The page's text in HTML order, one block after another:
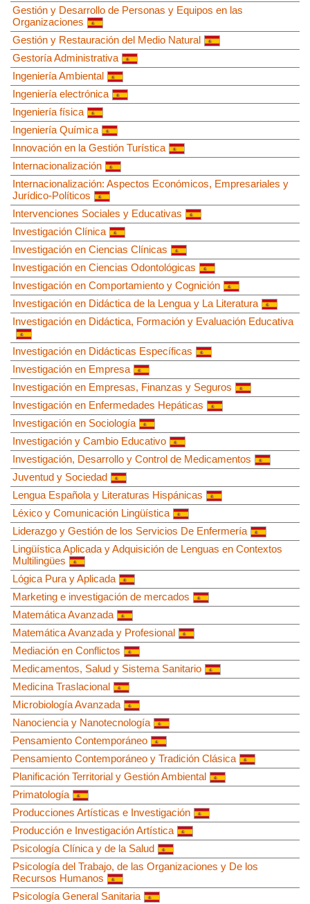
Gestión y Desarrollo de Personas y Equipos en las
Organizaciones
Gestión y Restauración del Medio Natural
Gestoría Administrativa
Ingeniería Ambiental
Ingeniería electrónica
Ingeniería física
Ingeniería Química
Innovación en la Gestión Turística
Internacionalización
Internacionalización: Aspectos Económicos, Empresariales y
Jurídico-Políticos
Intervenciones Sociales y Educativas
Investigación Clínica
Investigación en Ciencias Clínicas
Investigación en Ciencias Odontológicas
Investigación en Comportamiento y Cognición
Investigación en Didáctica de la Lengua y La Literatura
Investigación en Didáctica, Formación y Evaluación Educativa
Investigación en Didácticas Específicas
Investigación en Empresa
Investigación en Empresas, Finanzas y Seguros
Investigación en Enfermedades Hepáticas
Investigación en Sociología
Investigación y Cambio Educativo
Investigación, Desarrollo y Control de Medicamentos
Juventud y Sociedad
Lengua Española y Literaturas Hispánicas
Léxico y Comunicación Lingüística
Liderazgo y Gestión de los Servicios De Enfermería
Lingüística Aplicada y Adquisición de Lenguas en Contextos
Multilingües
Lógica Pura y Aplicada
Marketing e investigación de mercados
Matemática Avanzada
Matemática Avanzada y Profesional
Mediación en Conflictos
Medicamentos, Salud y Sistema Sanitario
Medicina Traslacional
Microbiología Avanzada
Nanociencia y Nanotecnología
Pensamiento Contemporáneo
Pensamiento Contemporáneo y Tradición Clásica
Planificación Territorial y Gestión Ambiental
Primatología
Producciones Artísticas e Investigación
Producción e Investigación Artística
Psicología Clínica y de la Salud
Psicología del Trabajo, de las Organizaciones y De los
Recursos Humanos
Psicología General Sanitaria